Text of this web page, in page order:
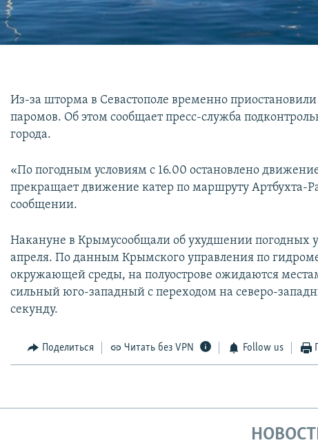
Из-за шторма в Севастополе временно
паромов. Об этом сообщает пресс-служба
города.
«По погодным условиям с 16.00 остановлено
прекращает движение катер по маршруту Артбухта-
сообщении.
Накануне в Крымусообщали об ухудшении погодных
апреля. По данным Крымского управления по
окружающей среды, на полуострове ожидаются
сильный юго-западный с переходом на северо-
секунду.
Поделиться Читать без VPN Follow us